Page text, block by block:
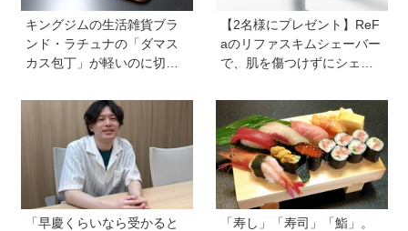
キングジムの生活雑貨ブラ
ンド・ラチュナの「ダマス
カス包丁」が軽いのに切れ
スから卒業【プレゼントあ
【2名様にプレゼント】ReF
aのリファスキムシェーバー
で、肌を傷つけずにシェー
に入れて！
「早慶くらいなら受かると
「寿し」「寿司」「鮨」。